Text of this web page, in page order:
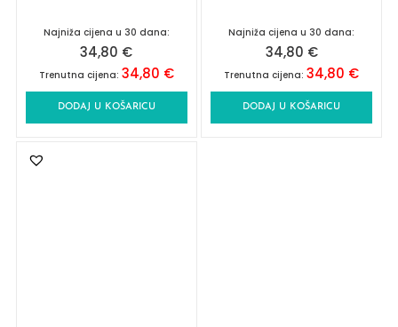
Najniža cijena u 30 dana:
34,80 €
Trenutna cijena: 34,80 €
DODAJ U KOŠARICU
Najniža cijena u 30 dana:
34,80 €
Trenutna cijena:34,80 €
DODAJ U KOŠARICU